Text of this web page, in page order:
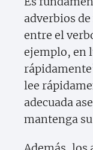
adverbios
entre el
ejemplo, en
lee
adecuada
mantenga